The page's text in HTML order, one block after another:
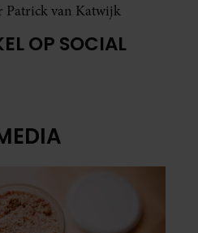
Patrick van Katwijk
OP SOCIAL